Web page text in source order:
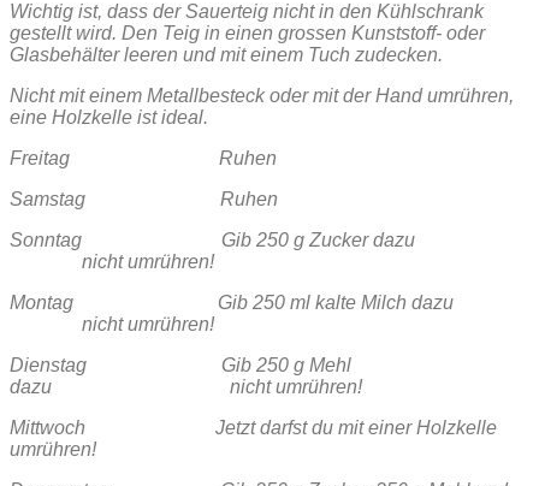
Wichtig ist, dass der Sauerteig nicht in den Kühlschrank
gestellt wird. Den Teig in einen grossen Kunststoff- oder
Glasbehälter leeren und mit einem Tuch zudecken.
Nicht mit einem Metallbesteck oder mit der Hand umrühren,
eine Holzkelle ist ideal.
Freitag Ruhen
Samstag Ruhen
Sonntag Gib 250 g Zucker dazu
nicht umrühren!
Montag Gib 250 ml kalte Milch dazu
nicht umrühren!
Dienstag Gib 250 g Mehl
dazu nicht umrühren!
Mittwoch Jetzt darfst du mit einer Holzkelle
umrühren!